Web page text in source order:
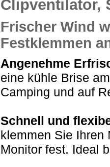
Clipventilator,
Frischer Wind
Festklemmen
Angenehme
eine kühle Brise
Camping und auf
Schnell und
klemmen Sie Ihren
Monitor fest. Ideal